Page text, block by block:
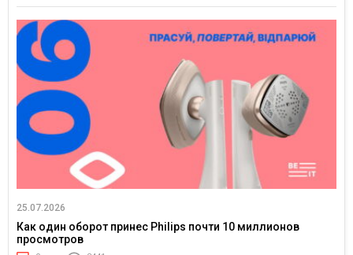
25.07.2026
Как один оборот принес Philips почти 10 миллионов
просмотров